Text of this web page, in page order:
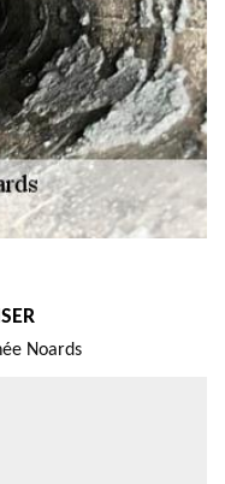
Noards